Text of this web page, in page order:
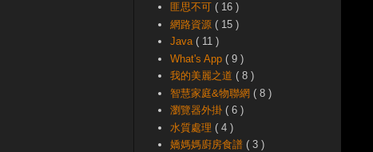
匪思不可( 16 )
網路資源( 15 )
Java( 11 )
What's App( 9 )
我的美麗之道( 8 )
智慧家庭&物聯網( 8 )
瀏覽器外掛( 6 )
水質處理( 4 )
嬌媽媽廚房食譜( 3 )